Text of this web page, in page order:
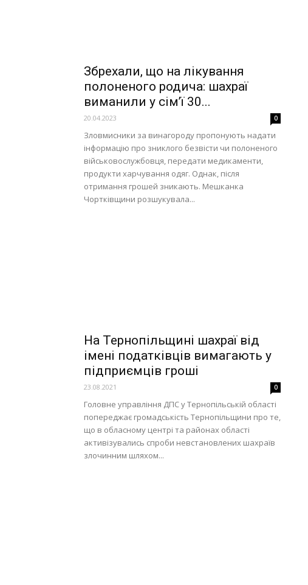
Збрехали, що на лікування
полоненого родича: шахраї
виманили у сім’ї 30...
20.04.2023 0
Зловмисники за винагороду пропонують надати
інформацію про зниклого безвісти чи полоненого
військовослужбовця, передати медикаменти,
продукти харчування одяг. Однак, після
отримання грошей зникають. Мешканка
Чортківщини розшукувала...
На Тернопільщині шахраї від
імені податківців вимагають у
підприємців гроші
23.08.2021 0
Головне управління ДПС у Тернопільській області
попереджає громадськість Тернопільщини про те,
що в обласному центрі та районах області
активізувались спроби невстановлених шахраїв
злочинним шляхом...